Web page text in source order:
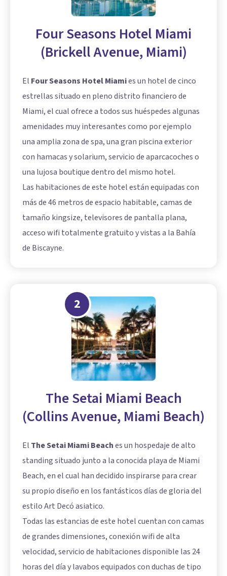
Four Seasons Hotel Miami
(Brickell Avenue, Miami)
El Four Seasons Hotel Miamies un hotel de cinco
estrellas situado en pleno distrito financiero de
Miami, el cual ofrece a todos sus huéspedes algunas
amenidades muy interesantes como por ejemplo
una amplia zona de spa, una gran piscina exterior
con hamacas y solarium, servicio de aparcacoches o
una lujosa boutique dentro del mismo hotel.
Las habitaciones de este hotel están equipadas con
más de 46 metros de espacio habitable, camas de
tamaño kingsize, televisores de pantalla plana,
acceso wifi totalmente gratuito y vistas a la Bahía
de Biscayne.
2
The Setai Miami Beach
(Collins Avenue, Miami Beach)
El The Setai Miami Beaches un hospedaje de alto
standing situado junto a la conocida playa de Miami
Beach, en el cual han decidido inspirarse para crear
su propio diseño en los fantásticos días de gloria del
estilo Art Decó asiatico.
Todas las estancias de este hotel cuentan con camas
de grandes dimensiones, conexión wifi de alta
velocidad, servicio de habitaciones disponible las 24
horas del día y lavabos equipados con duchas de tipo